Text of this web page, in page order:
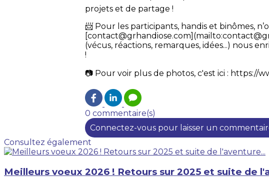
projets et de partage !
📨 Pour les participants, handis et binômes,
(vécus, réactions, remarques, idées...) nous
!
📷 Pour voir plus de photos, c'est ici : https://
0 commentaire(s)
Connectez-vous pour laisser un
Consultez également
Meilleurs voeux 2026 ! Retours sur 2025 et suite de